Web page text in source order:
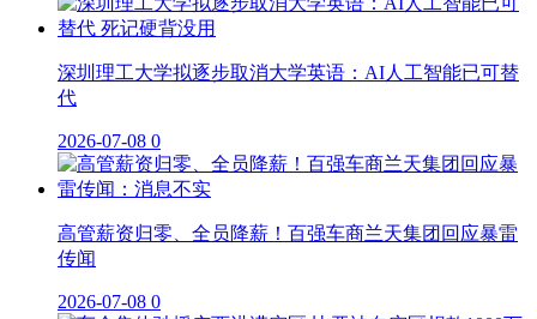
深圳理工大学拟逐步取消大学英语：AI人工智能已可替
代
2026-07-08 0
高管薪资归零、全员降薪！百强车商兰天集团回应暴雷
传闻
2026-07-08 0